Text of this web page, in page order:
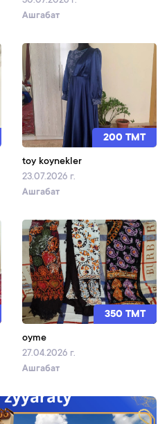
Ашгабат
200 TMT
toy koynekler
23.07.2026 г.
Ашгабат
350 TMT
oyme
27.04.2026 г.
Ашгабат